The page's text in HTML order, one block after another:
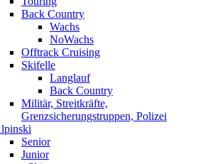
Back Country
Wachs
NoWachs
Offtrack Cruising
Skifelle
Langlauf
Back Country
Militär, Streitkräfte,
Grenzsicherungstruppen, Polizei
Senior
Junior